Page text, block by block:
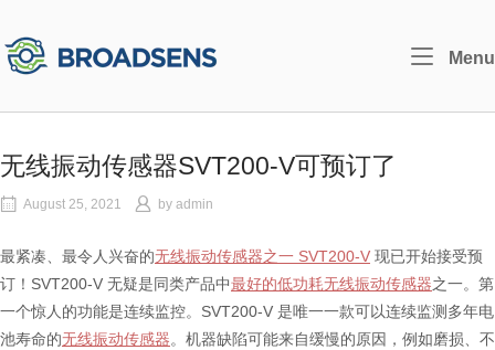
content
Home
Menu
无线振动传感器SVT200-V可预订了
August 25, 2021 by admin
最紧凑、最令人兴奋的无线振动传感器之一 SVT200-V 现已开始接受预
订！SVT200-V 无疑是同类产品中最好的低功耗无线振动传感器之一。第
一个惊人的功能是连续监控。SVT200-V 是唯一一款可以连续监测多年电
池寿命的无线振动传感器。机器缺陷可能来自缓慢的原因，例如磨损、不